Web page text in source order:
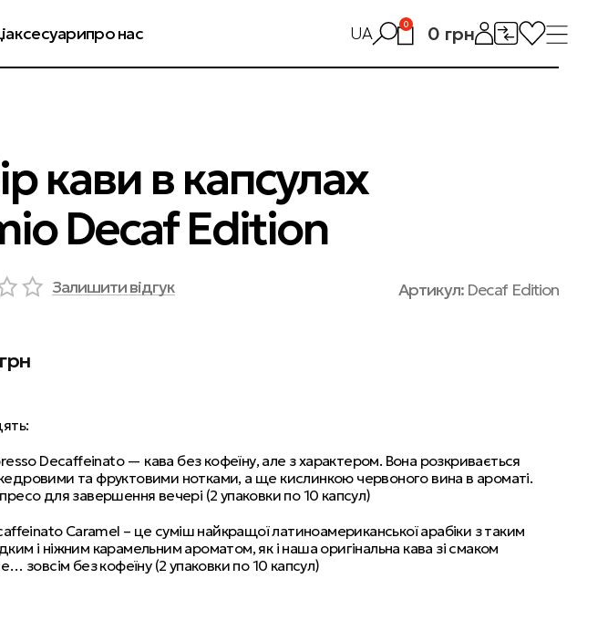
аксесуарипро нас UA 0 0 грн
обмін і повернення
кави в капсулах
Decaf Edition
Залишити відгук Артикул: Decaf Edition
грн
Decaffeinato — кава без кофеїну, але з характером. Вона розкривається
та фруктовими нотками, а ще кислинкою червоного вина в ароматі.
для завершення вечері (2 упаковки по 10 капсул)
Caramel – це суміш найкращої латиноамериканської арабіки з таким
і ніжним карамельним ароматом, як і наша оригінальна кава зі смаком
зовсім без кофеїну (2 упаковки по 10 капсул)